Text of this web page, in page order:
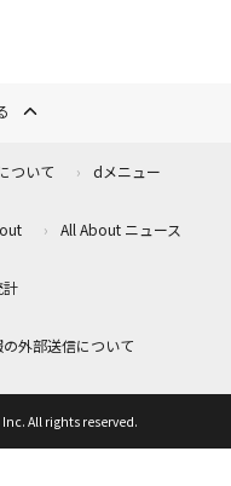
ついて dメニュー
All About ニュース
外部送信について
All rights reserved.